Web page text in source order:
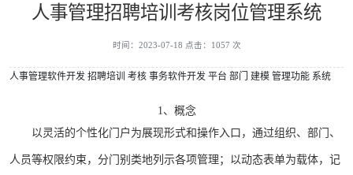
人事管理招聘培训考核岗位管理系统
时间：2023-07-18 点击：1057 次
人事管理软件开发 招聘培训 考核 事务软件开发 平台 部门 建模 管理功能 系统
1、概念
以灵活的个性化门户为展现形式和操作入口，通过组织、部门、
人员等权限约束，分门别类地列示各项管理；以动态表单为载体，记